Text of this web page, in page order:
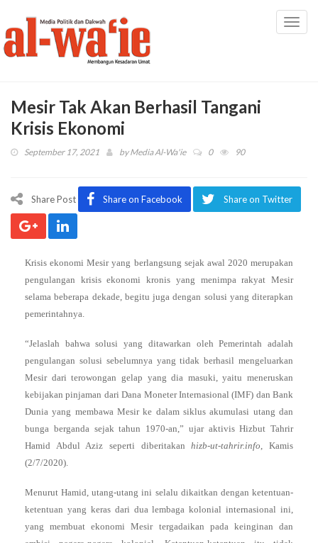
Mesir Tak Akan Berhasil Tangani
Krisis Ekonomi
September 17, 2021 byMedia Al-Wa'ie 0 90
Share Post Share on Facebook Share on Twitter
Krisis ekonomi Mesir yang berlangsung sejak awal 2020 merupakan
pengulangan krisis ekonomi kronis yang menimpa rakyat Mesir
selama beberapa dekade, begitu juga dengan solusi yang diterapkan
pemerintahnya.
“Jelaslah bahwa solusi yang ditawarkan oleh Pemerintah adalah
pengulangan solusi sebelumnya yang tidak berhasil mengeluarkan
Mesir dari terowongan gelap yang dia masuki, yaitu meneruskan
kebijakan pinjaman dari Dana Moneter Internasional (IMF) dan Bank
Dunia yang membawa Mesir ke dalam siklus akumulasi utang dan
bunga berganda sejak tahun 1970-an,” ujar aktivis Hizbut Tahrir
Hamid Abdul Aziz seperti diberitakanhizb-ut-tahrir.info, Kamis
(2/7/2020).
Menurut Hamid, utang-utang ini selalu dikaitkan dengan ketentuan-
ketentuan yang keras dari dua lembaga kolonial internasional ini,
yang membuat ekonomi Mesir tergadaikan pada keinginan dan